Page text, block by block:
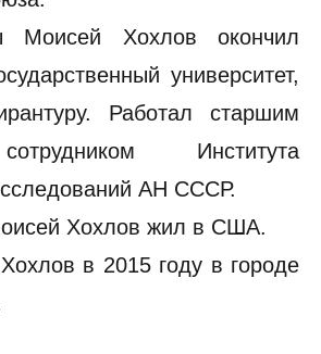
Моисей Хохлов окончил
университет,
Работал старшим
Института
АН СССР.
Хохлов жил в США.
в 2015 году в городе